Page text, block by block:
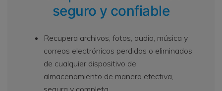
seguro y confiable
Recupera archivos, fotos, audio, música y
correos electrónicos perdidos o eliminados
de cualquier dispositivo de
almacenamiento de manera efectiva,
segura y completa.